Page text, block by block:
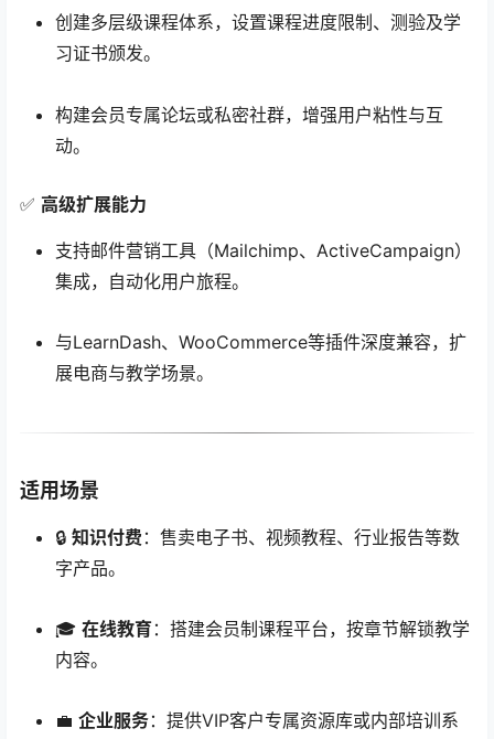
创建多层级课程体系，设置课程进度限制、测验及学
习证书颁发。
构建会员专属论坛或私密社群，增强用户粘性与互
动。
✅ 高级扩展能力
支持邮件营销工具（Mailchimp、ActiveCampaign）
集成，自动化用户旅程。
与LearnDash、WooCommerce等插件深度兼容，扩
展电商与教学场景。
适用场景
🔒 知识付费 ：售卖电子书、视频教程、行业报告等数
字产品。
🎓 在线教育：搭建会员制课程平台，按章节解锁教学
内容。
💼 企业服务：提供VIP客户专属资源库或内部培训系